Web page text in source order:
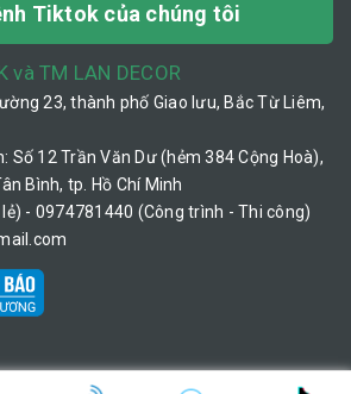
Tiktok của chúng tôi
và TM LAN DECOR
23, thành phố Giao lưu, Bắc Từ Liêm,
Số 12 Trần Văn Dư (hẻm 384 Cộng Hoà),
Bình, tp. Hồ Chí Minh
- 0974781440 (Công trình - Thi công)